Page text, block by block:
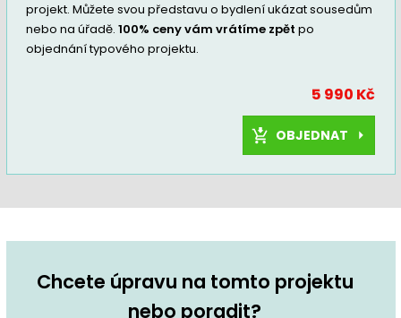
projekt. Můžete svou představu o bydlení ukázat sousedům
nebo na úřadě.100% ceny vám vrátíme zpět po
objednání typového projektu.
5 990 Kč
OBJEDNAT
Chcete úpravu na tomto projektu
nebo poradit?